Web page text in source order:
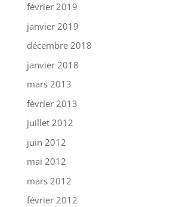
février 2019
janvier 2019
décembre 2018
janvier 2018
mars 2013
février 2013
juillet 2012
juin 2012
mai 2012
mars 2012
février 2012